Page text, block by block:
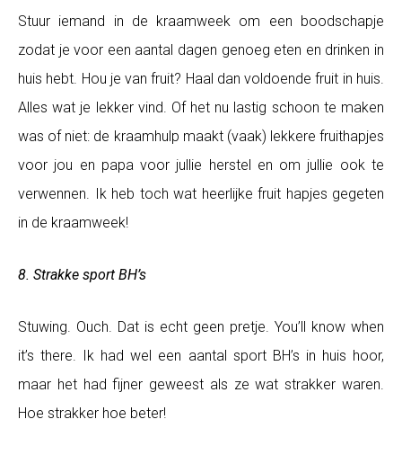
Stuur iemand in de kraamweek om een boodschapje
zodat je voor een aantal dagen genoeg eten en drinken in
huis hebt. Hou je van fruit? Haal dan voldoende fruit in huis.
Alles wat je lekker vind. Of het nu lastig schoon te maken
was of niet: de kraamhulp maakt (vaak) lekkere fruithapjes
voor jou en papa voor jullie herstel en om jullie ook te
verwennen. Ik heb toch wat heerlijke fruit hapjes gegeten
in de kraamweek!
8. Strakke sport BH’s
Stuwing. Ouch. Dat is echt geen pretje. You’ll know when
it’s there. Ik had wel een aantal sport BH’s in huis hoor,
maar het had fijner geweest als ze wat strakker waren.
Hoe strakker hoe beter!